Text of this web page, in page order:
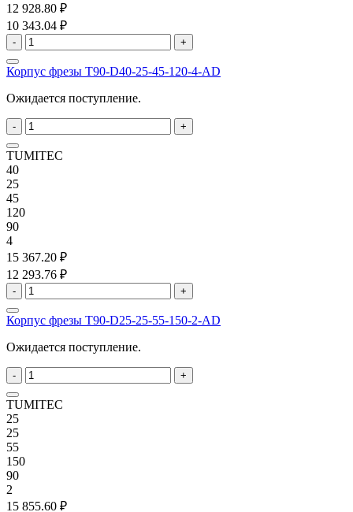
12 928.80 ₽
10 343.04 ₽
- +
Корпус фрезы T90-D40-25-45-120-4-AD
Ожидается поступление.
- +
TUMITEC
40
25
45
120
90
4
15 367.20 ₽
12 293.76 ₽
- +
Корпус фрезы T90-D25-25-55-150-2-AD
Ожидается поступление.
- +
TUMITEC
25
25
55
150
90
2
15 855.60 ₽